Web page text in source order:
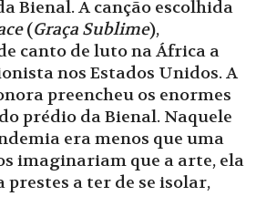
Bienal. A canção escolhida
(Graça Sublime),
canto de luto na África a
nos Estados Unidos. A
preencheu os enormes
prédio da Bienal. Naquele
era menos que uma
imaginariam que a arte, ela
prestes a ter de se isolar,